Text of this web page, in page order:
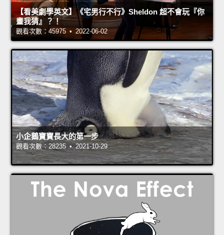
【看美劇學英文】《宅男行不行》Sheldon 超不會玩『你
畫我猜』？！
觀看次數：45975 • 2022-06-02
小企鵝寶寶長大的第一步
觀看次數：28235 • 2021-10-29